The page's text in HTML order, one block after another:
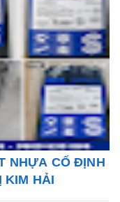
NHỰA CỐ ĐỊNH
KIM HẢI